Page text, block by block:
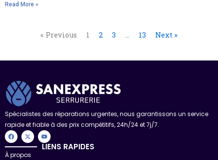
Read More »
« Previous 1 2 3 … 13 Next »
Spécialistes des réparations urgentes, nous garantissons un service
rapide et fiable à des prix compétitifs, 24h/24 et 7j/7.
F
a
c
b
X
-
t
i
Y
o
u
t
LIENS RAPIDES
À propos